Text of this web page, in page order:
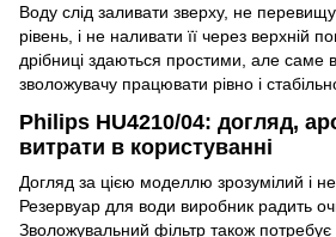
Воду слід заливати зверху, не
рівень, і не наливати її через верхній
дрібниці здаються простими, але саме
зволожувачу працювати рівно і
Philips HU4210/04: догляд,
витрати в користуванні
Догляд за цією моделлю зрозумілий і
Резервуар для води виробник радить
Зволожувальний фільтр також